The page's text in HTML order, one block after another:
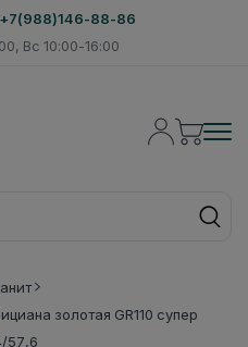
+7(988)146-88-86
Вс 10:00-16:00
золотая GR110 супер
57,6